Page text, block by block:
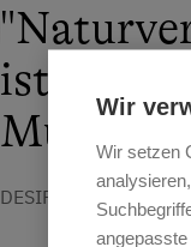
ist
Murtal."
DESIREE U. KAI
Wir
Wir setzen